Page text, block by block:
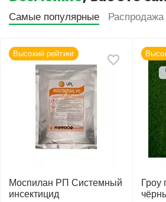
Самые популярные Распродажа
Высокий рейтинг
Моспилан РП Системный
инсектицид